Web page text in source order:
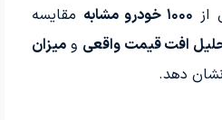
از ۱۰۰۰ خودرو مشابه
مقایسه
افت قیمت واقعی ومیزان
نشان دهد.